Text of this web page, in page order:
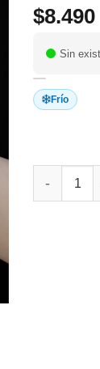
$8.490
Sin
Frío